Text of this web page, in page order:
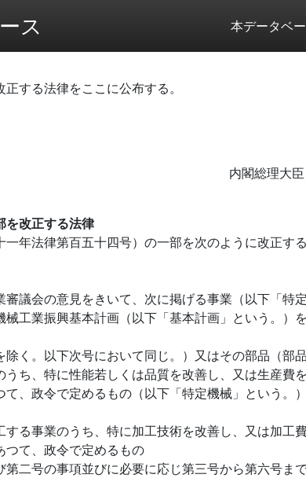
ス 本データベ
する法律をここに公布する。
内閣総理大
を改正する法律
年法律第百五十四号）の一部を次のように改正する
審議会の意見をきいて、次に掲げる事業（以下「特
工業振興基本計画（以下「基本計画」という。）
除く。以下次号において同じ。）又はその部品（部
うち、特に性能若しくは品質を改善し、又は生産費
て、政令で定めるもの（以下「特定機械」という。
る事業のうち、特に加工技術を改善し、又は加工
つて、政令で定めるもの
二号の事項並びに必要に応じ第三号から第六号ま